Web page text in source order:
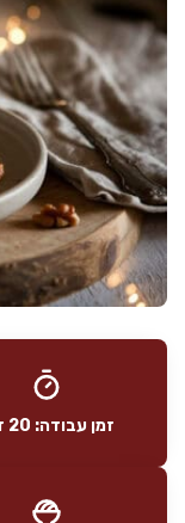
זמן עבודה: 20 דק'